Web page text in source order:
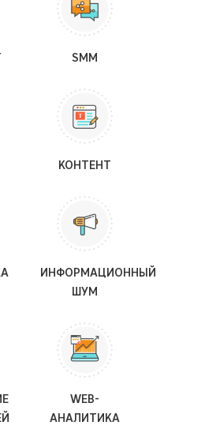
SMM
КОНТЕНТ
ИНФОРМАЦИОННЫЙ
ШУМ
WEB-
АНАЛИТИКА